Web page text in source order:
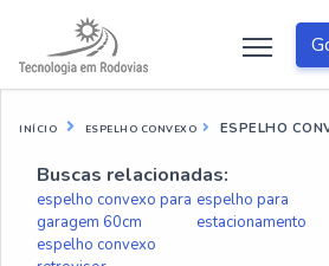
INÍCIO ESPELHO CONVEXO ESPELHO
Buscas relacionadas:
espelho convexo para
garagem 60cm
espelho para
estacionamento
espelho convexo